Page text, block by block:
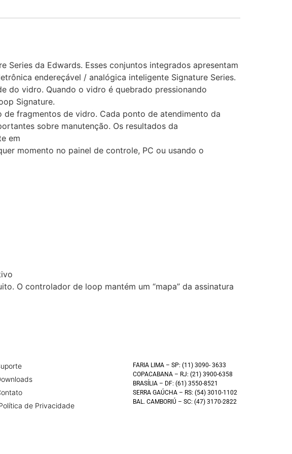
Series da Edwards. Esses conjuntos integrados apresentam
endereçável / analógica inteligente Signature Series.
do vidro. Quando o vidro é quebrado pressionando
Signature.
fragmentos de vidro. Cada ponto de atendimento da
sobre manutenção. Os resultados da
em
momento no painel de controle, PC ou usando o
O controlador de loop mantém um “mapa” da assinatura
de Privacidade
FARIA LIMA – SP: (11) 3090- 3633
COPACABANA – RJ: (21) 3900-6358
BRASÍLIA – DF: (61) 3550-8521
SERRA GAÚCHA – RS: (54) 3010-1102
BAL. CAMBORIÚ – SC: (47) 3170-2822